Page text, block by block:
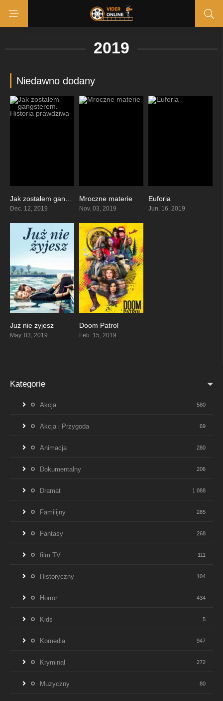
2019
Niedawno dodany
7
Dec. 12, 2019
7.997
Mroczne materie
Nov. 03, 2019
Euforia
Jun. 16, 2019
Już nie żyjesz
May. 03, 2019
Doom Patrol
Feb. 15, 2019
Kategorie
Akcja 580
Akcja i Przygoda 69
Animacja 280
Dokumentalny 206
Dramat 1 088
Familijny 285
Fantasy 268
film TV 111
Historyczny 104
Horror 434
Kids 5
Komedia 947
Kryminał 272
Muzyczny 80